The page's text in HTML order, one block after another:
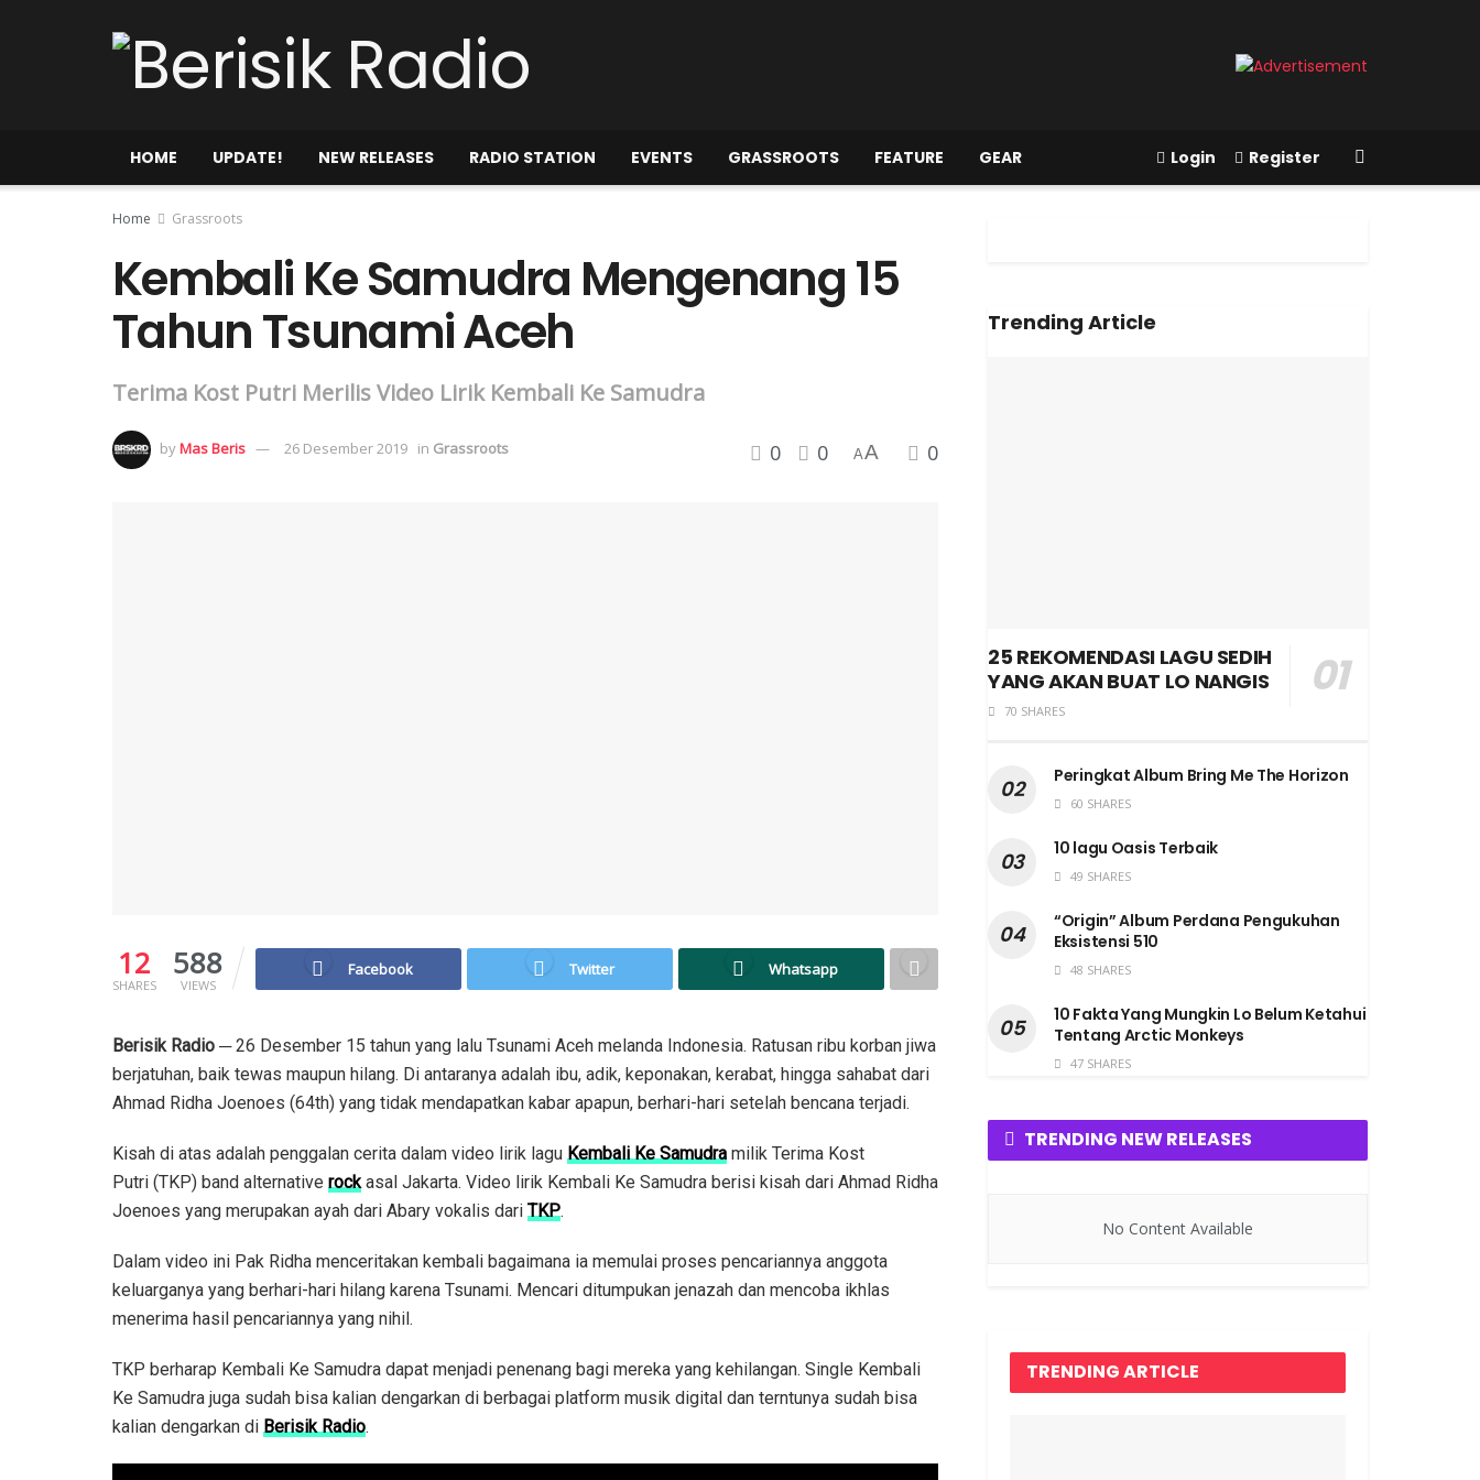
HOME UPDATE! NEW RELEASES RADIO STATION EVENTS GRASSROOTS FEATURE GEAR Login Register
Home Grassroots
Kembali Ke Samudra Mengenang 15
Tahun Tsunami Aceh
Terima Kost Putri Merilis Video Lirik Kembali Ke Samudra
byMas Beris 26 Desember 2019 in Grassroots 0 0 AA 0
12
SHARES
588
VIEWS
Facebook Twitter Whatsapp
Berisik Radio ─ 26 Desember 15 tahun yang lalu Tsunami Aceh melanda Indonesia. Ratusan ribu korban jiwa
berjatuhan, baik tewas maupun hilang. Di antaranya adalah ibu, adik, keponakan, kerabat, hingga sahabat dari
Ahmad Ridha Joenoes (64th) yang tidak mendapatkan kabar apapun, berhari-hari setelah bencana terjadi.
Kisah di atas adalah penggalan cerita dalam video lirik lagu Kembali Ke Samudra milik Terima Kost
Putri (TKP) band alternative rock asal Jakarta. Video lirik Kembali Ke Samudra berisi kisah dari Ahmad Ridha
Joenoes yang merupakan ayah dari Abary vokalis dari TKP.
Dalam video ini Pak Ridha menceritakan kembali bagaimana ia memulai proses pencariannya anggota
keluarganya yang berhari-hari hilang karena Tsunami. Mencari ditumpukan jenazah dan mencoba ikhlas
menerima hasil pencariannya yang nihil.
TKP berharap Kembali Ke Samudra dapat menjadi penenang bagi mereka yang kehilangan. Single Kembali
Ke Samudra juga sudah bisa kalian dengarkan di berbagai platform musik digital dan terntunya sudah bisa
kalian dengarkan di Berisik Radio.
Trending Article
25 REKOMENDASI LAGU SEDIH
YANG AKAN BUAT LO NANGIS
70 SHARES
Peringkat Album Bring Me The Horizon
60 SHARES
10 lagu Oasis Terbaik
49 SHARES
“Origin” Album Perdana Pengukuhan
Eksistensi 510
48 SHARES
10 Fakta Yang Mungkin Lo Belum Ketahui
Tentang Arctic Monkeys
47 SHARES
TRENDING NEW RELEASES
No Content Available
TRENDING ARTICLE